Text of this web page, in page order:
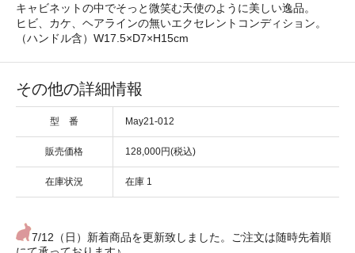
キャビネットの中でそっと微笑む天使のように美しい逸品。
ヒビ、カケ、ヘアラインの無いエクセレントコンディション。
（ハンドル含）W17.5×D7×H15cm
その他の詳細情報
型 番 May21-012
販売価格 128,000円(税込)
在庫状況 在庫 1
7/12（日）新着商品を更新致しました。ご注文は随時先着順